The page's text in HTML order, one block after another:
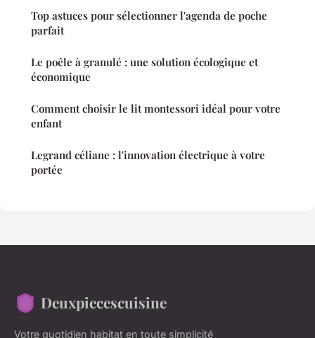
Top astuces pour sélectionner l'agenda de poche
parfait
Le poêle à granulé : une solution écologique et
économique
Comment choisir le lit montessori idéal pour votre
enfant
Legrand céliane : l'innovation électrique à votre
portée
Deuxpiecescuisine
Votre quotidien habitat en toute simplicité